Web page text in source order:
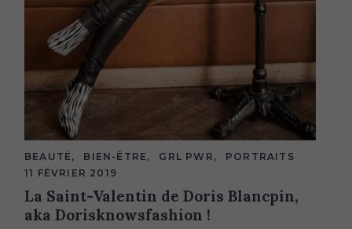
C
A
T
E
G
O
R
BEAUTÉ BIEN-ÊTRE GRL PWR
PORTRAITS
11 FÉVRIER 2019
La Saint-Valentin de Doris Blancpin,
aka Dorisknowsfashion !